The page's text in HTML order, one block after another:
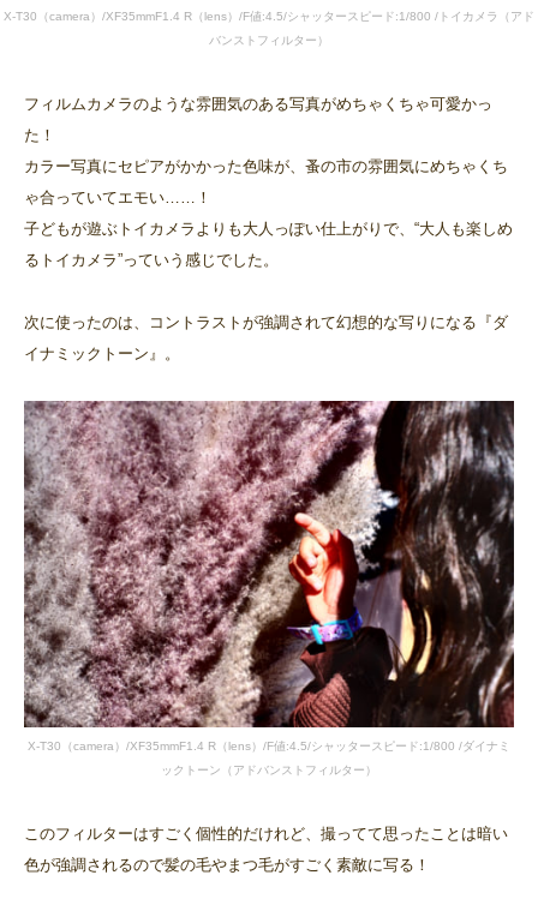
X-T30（camera）/XF35mmF1.4 R（lens）/F値:4.5/シャッタースピード:1/800 /トイカメラ（アド
バンストフィルター）
フィルムカメラのような雰囲気のある写真がめちゃくちゃ可愛かっ
た！
カラー写真にセピアがかかった色味が、蚤の市の雰囲気にめちゃくち
ゃ合っていてエモい……！
子どもが遊ぶトイカメラよりも大人っぽい仕上がりで、“大人も楽しめ
るトイカメラ”っていう感じでした。
次に使ったのは、コントラストが強調されて幻想的な写りになる『ダ
イナミックトーン』。
X-T30（camera）/XF35mmF1.4 R（lens）/F値:4.5/シャッタースピード:1/800 /ダイナミ
ックトーン（アドバンストフィルター）
このフィルターはすごく個性的だけれど、撮ってて思ったことは暗い
色が強調されるので髪の毛やまつ毛がすごく素敵に写る！